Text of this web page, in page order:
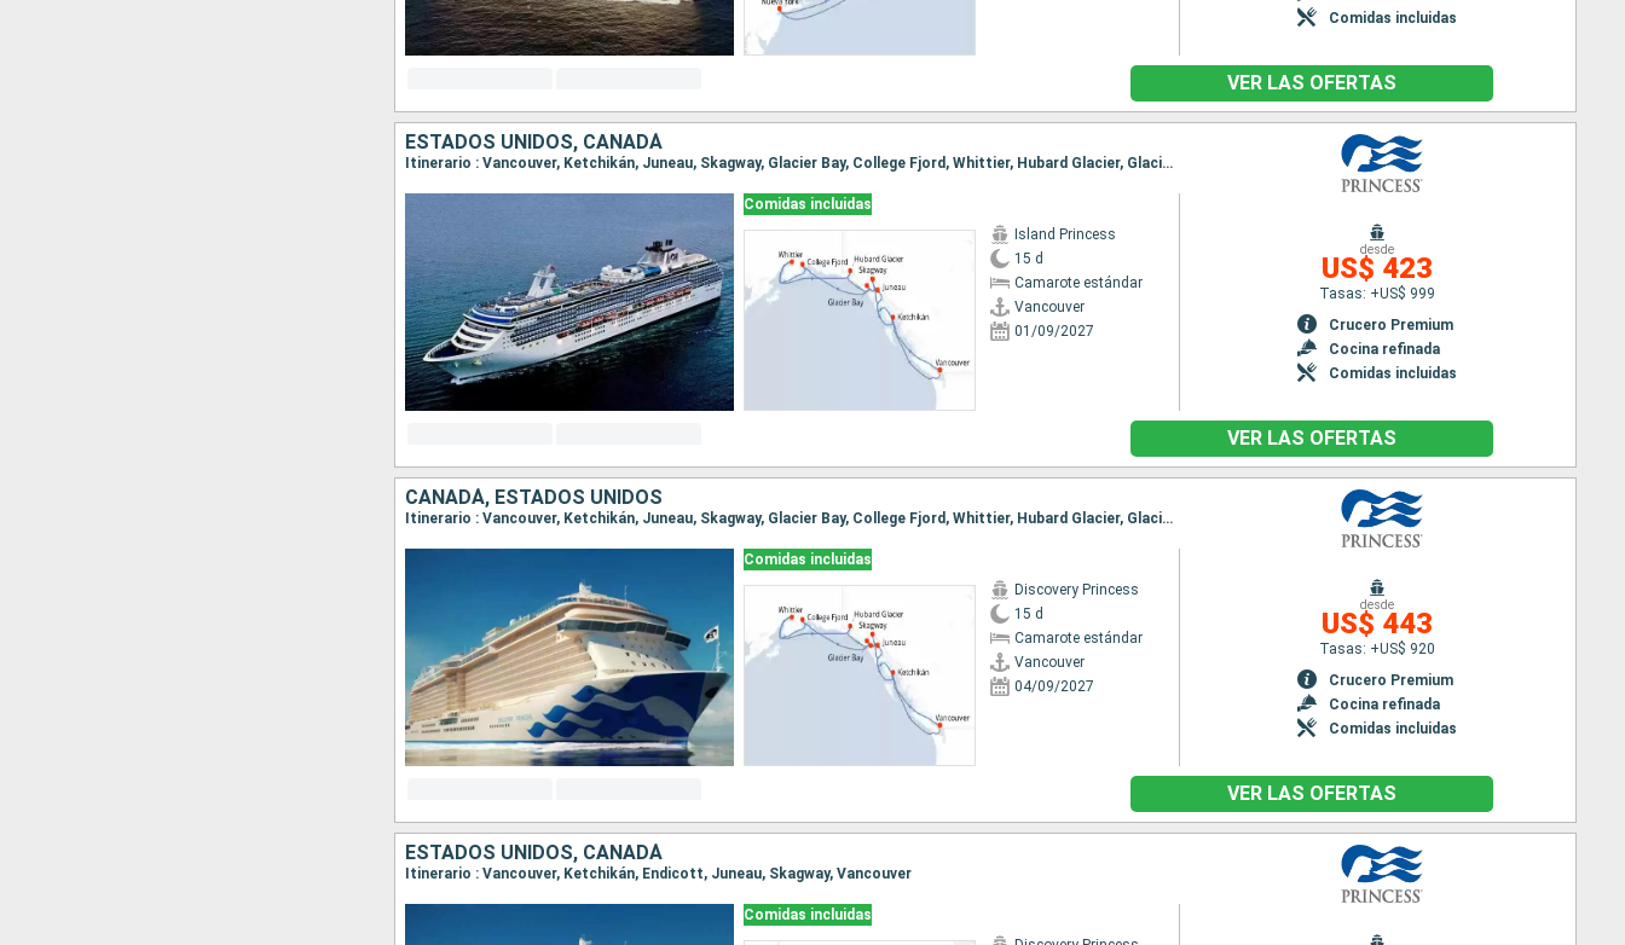
Comidas incluidas
VER LAS OFERTAS
ESTADOS UNIDOS, CANADÁ
Itinerario : Vancouver, Ketchikán, Juneau, Skagway, Glacier Bay, College Fjord, Whittier, Hubard Glacier, Glacier Bay, Skagway, Juneau, Ketchikán, Vancouver
Comidas incluidas
Island Princess
15 d
Camarote estándar
Vancouver
01/09/2027
desde
US$ 423
Tasas: +US$ 999
Crucero Premium
Cocina refinada
Comidas incluidas
VER LAS OFERTAS
CANADÁ, ESTADOS UNIDOS
Itinerario : Vancouver, Ketchikán, Juneau, Skagway, Glacier Bay, College Fjord, Whittier, Hubard Glacier, Glacier Bay, Icy Strait Point, Juneau, Ketchikán, Vancouver
Comidas incluidas
Discovery Princess
15 d
Camarote estándar
Vancouver
04/09/2027
desde
US$ 443
Tasas: +US$ 920
Crucero Premium
Cocina refinada
Comidas incluidas
VER LAS OFERTAS
ESTADOS UNIDOS, CANADÁ
Itinerario : Vancouver, Ketchikán, Endicott, Juneau, Skagway, Vancouver
Comidas incluidas